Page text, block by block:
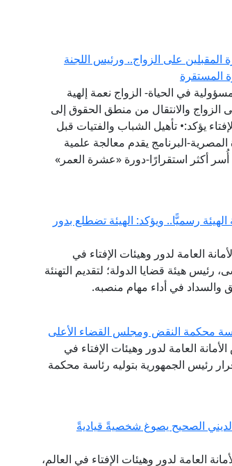
المقبلين على الزواج.. ورئيس اللجنة
المستقرة
في الحياة- الزواج نعمة إلهية
الزواج والانتقال من منطق الحقوق إلى
يؤكد:• تأهيل الشباب والفتيات قبل
البرنامج يقدم معالجة علمية
أُسر أكثر استقرارًا-دورة «عشرة العمر»
رسميًّا.. ويؤكد: الهيئة تضطلع بدور
العامة لدور وهيئات الإفتاء في
رئيس هيئة قضايا الدولة؛ لتقديم التهنئة
والسداد في أداء مهام منصبه.
محكمة النقض ومجلس القضاء الأعلى
العامة لدور وهيئات الإفتاء في
رئيس الجمهورية بتوليه رئاسة محكمة
الصحيح يصوغ شخصيةً قياديةً
العامة لدور وهيئات الإفتاء في العالم،